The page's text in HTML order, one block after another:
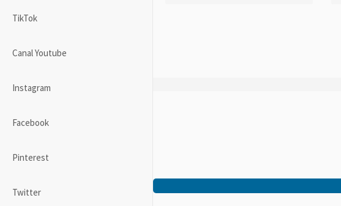
TikTok
Canal Youtube
Instagram
Facebook
Pinterest
Twitter